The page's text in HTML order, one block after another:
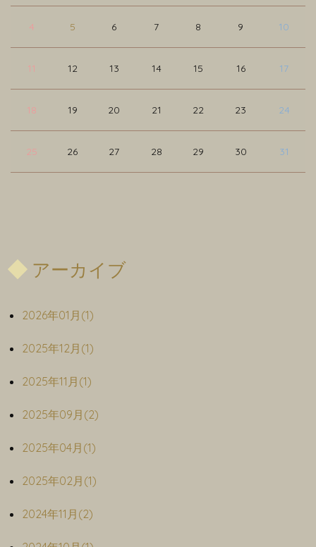
4 5 6 7 8 9 10
11 12 13 14 15 16 17
18 19 20 21 22 23 24
25 26 27 28 29 30 31
アーカイブ
2026年01月(1)
2025年12月(1)
2025年11月(1)
2025年09月(2)
2025年04月(1)
2025年02月(1)
2024年11月(2)